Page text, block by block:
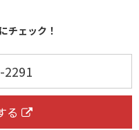
チェック！
2291
る